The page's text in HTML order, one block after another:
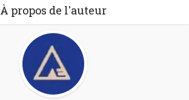
À propos de l'auteur